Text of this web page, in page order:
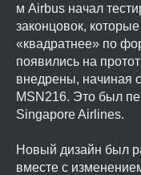
м Airbus начал
законцовок,
«квадратнее» по
появились на
внедрены, начиная
MSN216. Это был
Singapore Airlines.
Новый дизайн был
вместе с